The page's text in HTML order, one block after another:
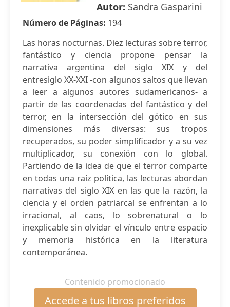
Autor: Sandra Gasparini
Número de Páginas: 194
Las horas nocturnas. Diez lecturas sobre terror,
fantástico y ciencia propone pensar la
narrativa argentina del siglo XIX y del
entresiglo XX-XXI -con algunos saltos que llevan
a leer a algunos autores sudamericanos- a
partir de las coordenadas del fantástico y del
terror, en la intersección del gótico en sus
dimensiones más diversas: sus tropos
recuperados, su poder simplificador y a su vez
multiplicador, su conexión con lo global.
Partiendo de la idea de que el terror comparte
en todas una raíz política, las lecturas abordan
narrativas del siglo XIX en las que la razón, la
ciencia y el orden patriarcal se enfrentan a lo
irracional, al caos, lo sobrenatural o lo
inexplicable sin olvidar el vínculo entre espacio
y memoria histórica en la literatura
contemporánea.
Contenido promocionado
Accede a tus libros preferidos